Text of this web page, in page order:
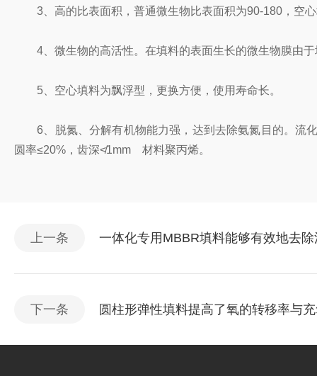
3、高的比表面积，普通微生物比表面积为90-180，空心
4、微生物的高活性。在填料的表面生长的微生物膜由于
5、空心填料为飘浮型，更换方便，使用寿命长。
6、脱氮、分解有机物能力强，达到去除氨氮目的。流化
圆率≤20%，齿深≮1mm 材料聚丙烯。
上一条 一体化专用MBBR填料能够有效地去
下一条 圆柱形弹性填料提高了氧的转移率与